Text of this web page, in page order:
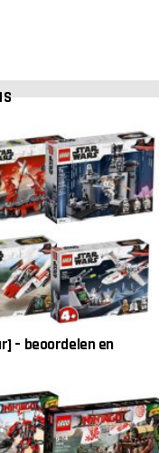
– beoordelen en